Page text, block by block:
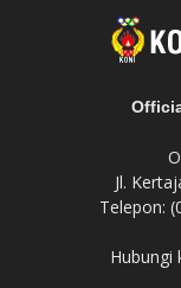
Jl.
Telepon:
Hubungi